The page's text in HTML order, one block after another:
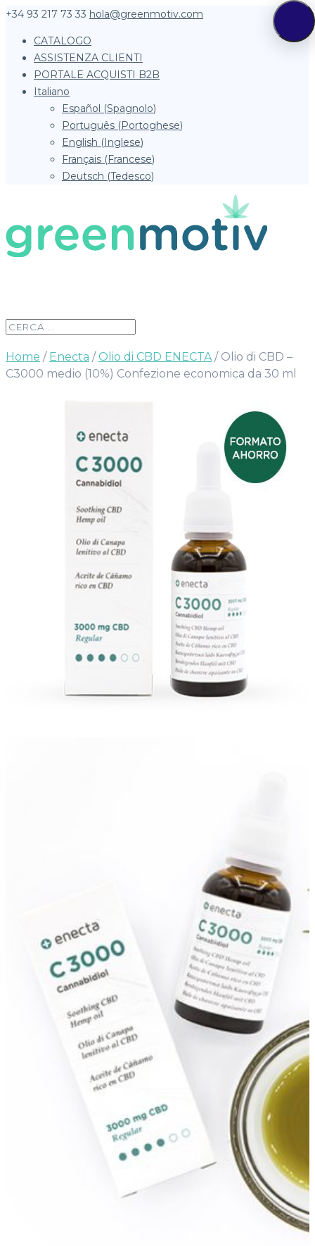
+34 93 217 73 33 hola@greenmotiv.com
CATALOGO
ASSISTENZA CLIENTI
PORTALE ACQUISTI B2B
Italiano
Español (Spagnolo)
Português (Portoghese)
English (Inglese)
Français (Francese)
Deutsch (Tedesco)
Home / Enecta /Olio di CBD ENECTA/ Olio di CBD –
C3000 medio (10%) Confezione economica da 30 ml